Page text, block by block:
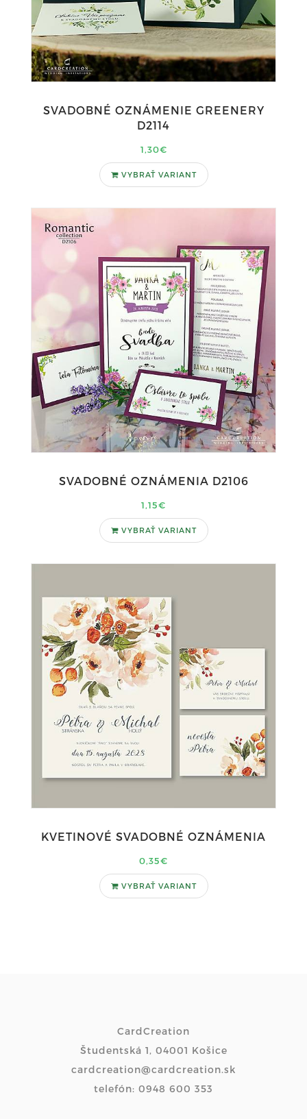
SVADOBNÉ OZNÁMENIE GREENERY
D2114
1,30€
VYBRAŤ VARIANT
SVADOBNÉ OZNÁMENIA D2106
1,15€
VYBRAŤ VARIANT
KVETINOVÉ SVADOBNÉ OZNÁMENIA
0,35€
VYBRAŤ VARIANT
CardCreation
Študentská 1, 04001 Košice
cardcreation@cardcreation.sk
telefón: 0948 600 353